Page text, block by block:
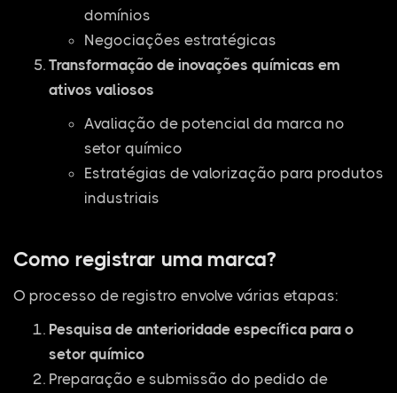
domínios
Negociações estratégicas
Transformação de inovações químicas em
ativos valiosos
Avaliação de potencial da marca no
setor químico
Estratégias de valorização para produtos
industriais
Como registrar uma marca?
O processo de registro envolve várias etapas:
Pesquisa de anterioridade específica para o
setor químico
Preparação e submissão do pedido de